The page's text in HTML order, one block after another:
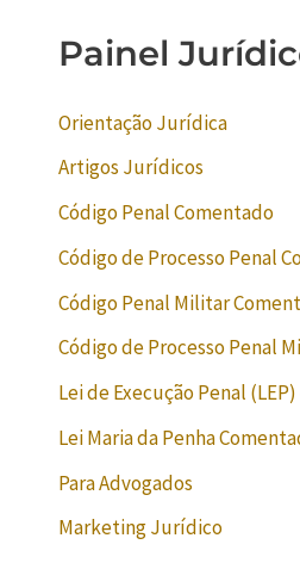
Painel
Orientação Jurídica
Artigos Jurídicos
Código Penal Comentado
Código de Processo Penal
Código Penal Militar
Código de Processo Penal
Lei de Execução Penal
Lei Maria da Penha
Para Advogados
Marketing Jurídico